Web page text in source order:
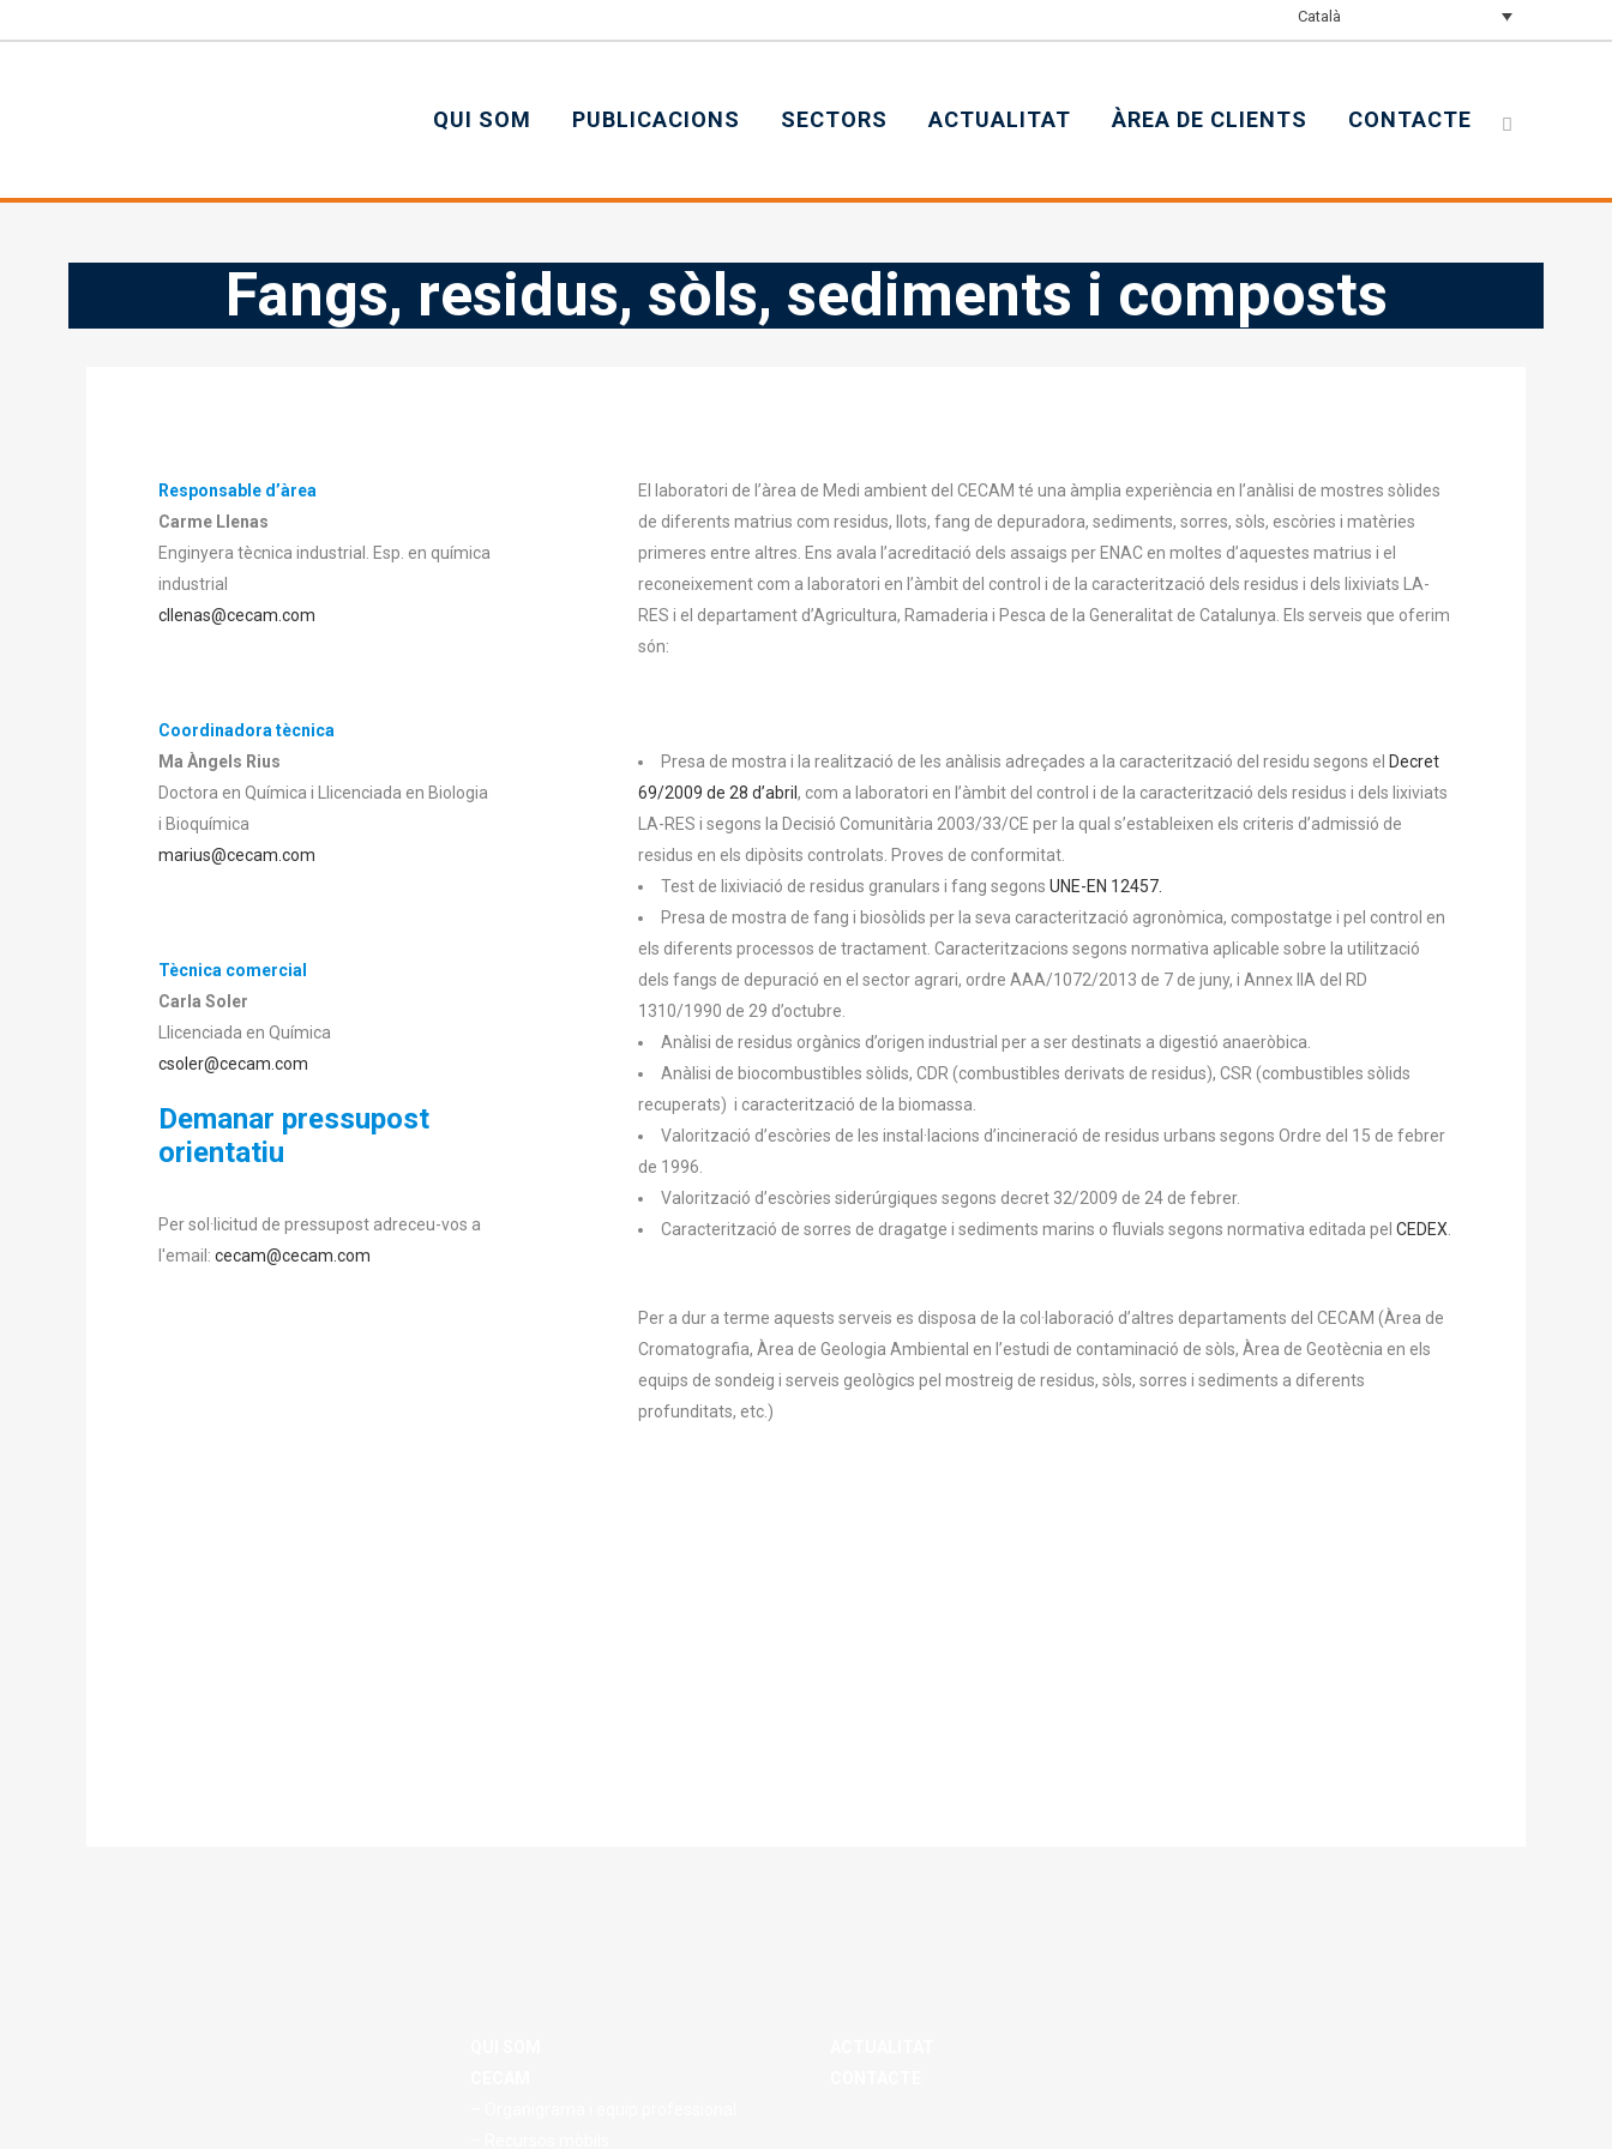
Català
QUI SOM PUBLICACIONS SECTORS ACTUALITAT ÀREA DE CLIENTS CONTACTE
Fangs, residus, sòls, sediments i composts
Responsable d’àrea
Carme Llenas
Enginyera tècnica industrial. Esp. en química
industrial
cllenas@cecam.com
Coordinadora tècnica
Ma Àngels Rius
Doctora en Química i Llicenciada en Biologia
i Bioquímica
marius@cecam.com
Tècnica comercial
Carla Soler
Llicenciada en Química
csoler@cecam.com
Demanar pressupost
orientatiu
Per sol·licitud de pressupost adreceu-vos a
l'email: cecam@cecam.com
El laboratori de l’àrea de Medi ambient del CECAM té una àmplia experiència en l’anàlisi de mostres sòlides
de diferents matrius com residus, llots, fang de depuradora, sediments, sorres, sòls, escòries i matèries
primeres entre altres. Ens avala l’acreditació dels assaigs per ENAC en moltes d’aquestes matrius i el
reconeixement com a laboratori en l’àmbit del control i de la caracterització dels residus i dels lixiviats LA-
RES i el departament d’Agricultura, Ramaderia i Pesca de la Generalitat de Catalunya. Els serveis que oferim
són:
Presa de mostra i la realització de les anàlisis adreçades a la caracterització del residu segons el Decret
69/2009 de 28 d’abril , com a laboratori en l’àmbit del control i de la caracterització dels residus i dels lixiviats
LA-RES i segons la Decisió Comunitària 2003/33/CE per la qual s’estableixen els criteris d’admissió de
residus en els dipòsits controlats. Proves de conformitat.
Test de lixiviació de residus granulars i fang segons UNE-EN 12457.
Presa de mostra de fang i biosòlids per la seva caracterització agronòmica, compostatge i pel control en
els diferents processos de tractament. Caracteritzacions segons normativa aplicable sobre la utilització
dels fangs de depuració en el sector agrari, ordre AAA/1072/2013 de 7 de juny, i Annex IIA del RD
1310/1990 de 29 d’octubre.
Anàlisi de residus orgànics d’origen industrial per a ser destinats a digestió anaeròbica.
Anàlisi de biocombustibles sòlids, CDR (combustibles derivats de residus), CSR (combustibles sòlids
recuperats) i caracterització de la biomassa.
Valorització d’escòries de les instal·lacions d’incineració de residus urbans segons Ordre del 15 de febrer
de 1996.
Valorització d’escòries siderúrgiques segons decret 32/2009 de 24 de febrer.
Caracterització de sorres de dragatge i sediments marins o fluvials segons normativa editada pel CEDEX
Per a dur a terme aquests serveis es disposa de la col·laboració d’altres departaments del CECAM (Àrea de
Cromatografia, Àrea de Geologia Ambiental en l’estudi de contaminació de sòls, Àrea de Geotècnia en els
equips de sondeig i serveis geològics pel mostreig de residus, sòls, sorres i sediments a diferents
profunditats, etc.)